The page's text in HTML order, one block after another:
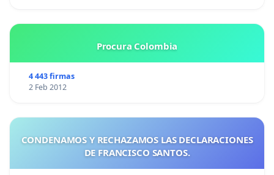
Procura Colombia
4 443 firmas
2 Feb 2012
CONDENAMOS Y RECHAZAMOS LAS DECLARACIONES
DE FRANCISCO SANTOS.